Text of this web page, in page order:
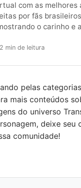
com as melhores
por fãs
o carinho e
2 min de leitura
pelas categorias
mais conteúdos
do universo
deixe seu
comunidade!